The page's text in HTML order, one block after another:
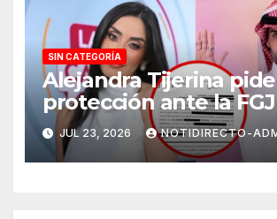
SIN CATEGORÍA
Alejandra Tijerina pide
protección ante la
CdMx por vîolêncîa
y psicológica de Masad
Altamimi, integrante
JUL 23, 2026 NOTIDIRECTO-